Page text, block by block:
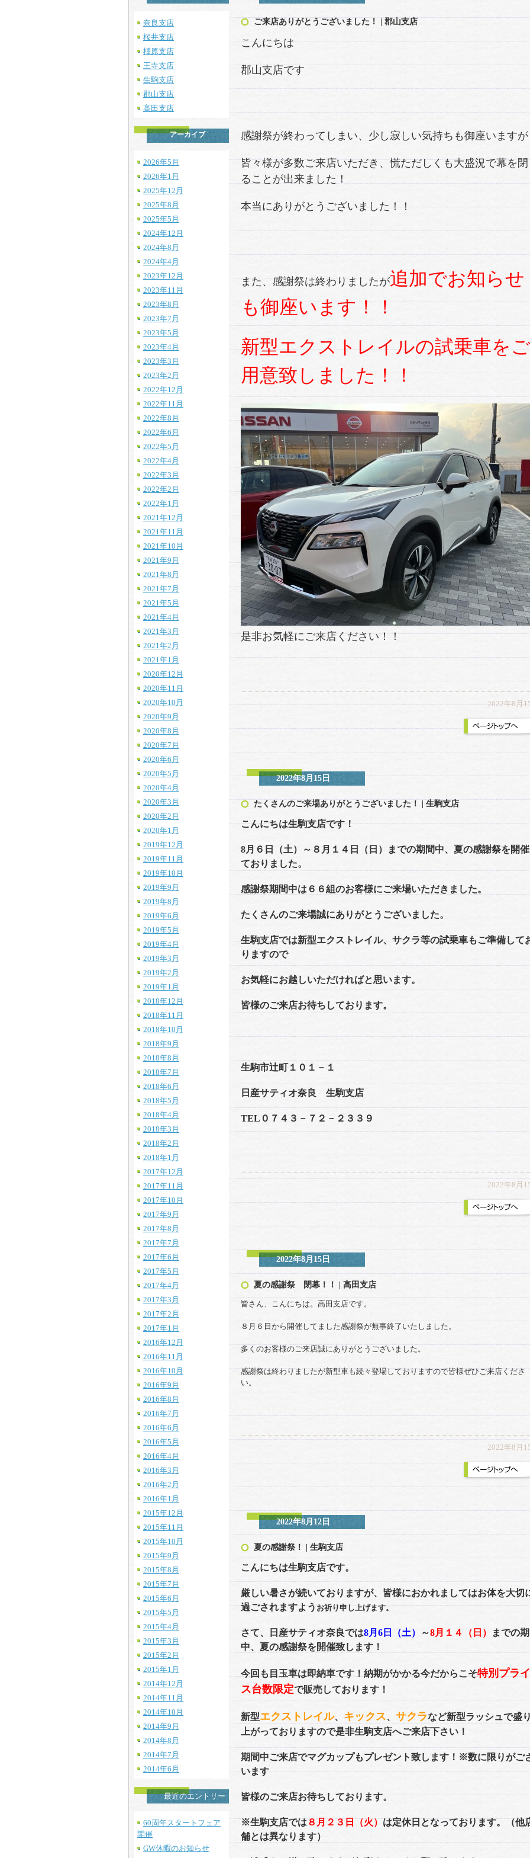
奈良支店
桜井支店
橿原支店
王寺支店
生駒支店
郡山支店
高田支店
アーカイブ
2026年5月
2026年1月
2025年12月
2025年8月
2025年5月
2024年12月
2024年8月
2024年4月
2023年12月
2023年11月
2023年8月
2023年7月
2023年5月
2023年4月
2023年3月
2023年2月
2022年12月
2022年11月
2022年8月
2022年6月
2022年5月
2022年4月
2022年3月
2022年2月
2022年1月
2021年12月
2021年11月
2021年10月
2021年9月
2021年8月
2021年7月
2021年5月
2021年4月
2021年3月
2021年2月
2021年1月
2020年12月
2020年11月
2020年10月
2020年9月
2020年8月
2020年7月
2020年6月
2020年5月
2020年4月
2020年3月
2020年2月
2020年1月
2019年12月
2019年11月
2019年10月
2019年9月
2019年8月
2019年6月
2019年5月
2019年4月
2019年3月
2019年2月
2019年1月
2018年12月
2018年11月
2018年10月
2018年9月
2018年8月
2018年7月
2018年6月
2018年5月
2018年4月
2018年3月
2018年2月
2018年1月
2017年12月
2017年11月
2017年10月
2017年9月
2017年8月
2017年7月
2017年6月
2017年5月
2017年4月
2017年3月
2017年2月
2017年1月
2016年12月
2016年11月
2016年10月
2016年9月
2016年8月
2016年7月
2016年6月
2016年5月
2016年4月
2016年3月
2016年2月
2016年1月
2015年12月
2015年11月
2015年10月
2015年9月
2015年8月
2015年7月
2015年6月
2015年5月
2015年4月
2015年3月
2015年2月
2015年1月
2014年12月
2014年11月
2014年10月
2014年9月
2014年8月
2014年7月
2014年6月
最近のエントリー
60周年スタートフェア
開催
GW休暇のお知らせ
ご来店ありがとうございました！ | 郡山支店
こんにちは
郡山支店です
感謝祭が終わってしまい、少し寂しい気持ちも御座いますが
皆々様が多数ご来店いただき、慌ただしくも大盛況で幕を
ることが出来ました！
本当にありがとうございました！！
また、感謝祭は終わりましたが追加でお知らせ
も御座います！！
新型エクストレイルの試乗車をご
用意致しました！！
是非お気軽にご来店ください！！
2022年8月
2022年8月15日
たくさんのご来場ありがとうございました！ | 生駒支店
こんにちは生駒支店です！
8月６日（土）～８月１４日（日）までの期間中、夏の感謝祭を開
ておりました。
感謝祭期間中は６６組のお客様にご来場いただきました。
たくさんのご来場誠にありがとうございました。
生駒支店では新型エクストレイル、サクラ等の試乗車もご準備して
りますので
お気軽にお越しいただければと思います。
皆様のご来店お待ちしております。
生駒市辻町１０１－１
日産サティオ奈良 生駒支店
TEL０７４３－７２－２３３９
2022年8月
2022年8月15日
夏の感謝祭 閉幕！！ | 高田支店
皆さん、こんにちは。高田支店です。
８月６日から開催してました感謝祭が無事終了いたしました。
多くのお客様のご来店誠にありがとうございました。
感謝祭は終わりましたが新型車も続々登場しておりますので皆様ぜひご来店くださ
い。
2022年8月
2022年8月12日
夏の感謝祭！ | 生駒支店
こんにちは生駒支店です。
厳しい暑さが続いておりますが、皆様におかれましてはお体を大切
過ごされますよう お祈り申し上げます。
さて、日産サティオ奈良では8月6日（土） ～8月１４（日）
までの
中、夏の感謝祭を開催致します！
今回も目玉車は即納車です！納期がかかる今だからこそ特別プライ
ス台数限定で販売しております！
新型エクストレイル、 キックス、 サクラなど新型ラッシュで盛
上がっておりますので是非生駒支店へご来店下さい！
期間中ご来店でマグカップもプレゼント致します！※数に限りがご
います
皆様のご来店お待ちしております。
※生駒支店では８月２３日（火）は定休日となっております。（他
舗とは異なります）